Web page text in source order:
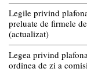
Legile privind
preluate de firmele
(actualizat)
Legea privind
ordinea de zi a